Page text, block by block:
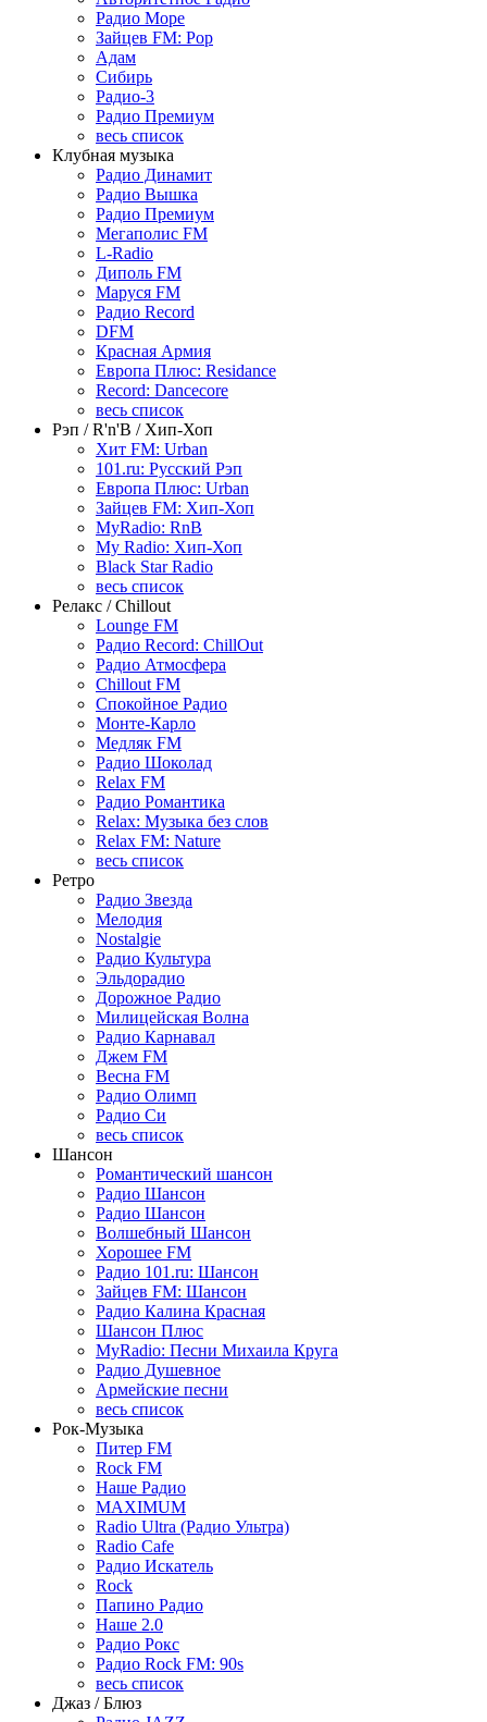
Радио Море
Зайцев FM: Pop
Адам
Сибирь
Радио-3
Радио Премиум
весь список
Клубная музыка
Радио Динамит
Радио Вышка
Радио Премиум
Мегаполис FM
L-Radio
Диполь FM
Маруся FM
Радио Record
DFM
Красная Армия
Европа Плюс: Residance
Record: Dancecore
весь список
Рэп / R'n'B / Хип-Хоп
Хит FM: Urban
101.ru: Русский Рэп
Европа Плюс: Urban
Зайцев FM: Хип-Хоп
MyRadio: RnB
My Radio: Хип-Хоп
Black Star Radio
весь список
Релакс / Chillout
Lounge FM
Радио Record: ChillOut
Радио Атмосфера
Chillout FM
Спокойное Радио
Монте-Карло
Медляк FM
Радио Шоколад
Relax FM
Радио Романтика
Relax: Музыка без слов
Relax FM: Nature
весь список
Ретро
Радио Звезда
Мелодия
Nostalgie
Радио Культура
Эльдорадио
Дорожное Радио
Милицейская Волна
Радио Карнавал
Джем FM
Весна FM
Радио Олимп
Радио Си
весь список
Шансон
Романтический шансон
Радио Шансон
Радио Шансон
Волшебный Шансон
Хорошее FM
Радио 101.ru: Шансон
Зайцев FM: Шансон
Радио Калина Красная
Шансон Плюс
MyRadio: Песни Михаила Круга
Радио Душевное
Армейские песни
весь список
Рок-Музыка
Питер FM
Rock FM
Наше Радио
MAXIMUM
Radio Ultra (Радио Ультра)
Radio Cafe
Радио Искатель
Rock
Папино Радио
Наше 2.0
Радио Рокс
Радио Rock FM: 90s
весь список
Джаз / Блюз